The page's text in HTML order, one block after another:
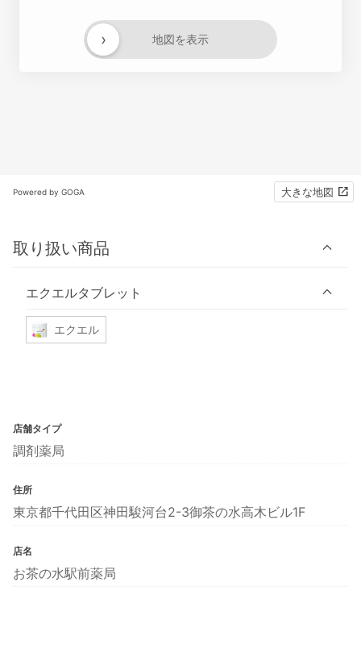
地図を表示
›
Powered by GOGA 大きな地図
取り扱い商品
エクエルタブレット
エクエル
店舗タイプ
調剤薬局
住所
東京都千代田区神田駿河台2-3御茶の水高木ビル1F
店名
お茶の水駅前薬局